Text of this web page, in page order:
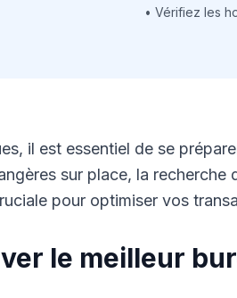
• Vérifiez les
il est essentiel de se
sur place, la recherche
pour optimiser vos
le meilleur